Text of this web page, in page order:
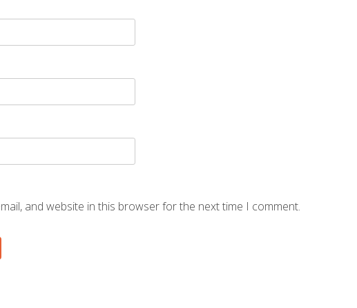
and website in this browser for the next time I comment.